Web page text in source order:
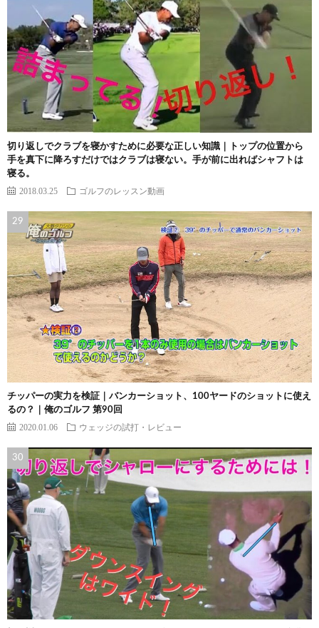
切り返しでクラブを寝かすために必要な正しい知識｜トップの位置から
手を真下に降ろすだけではクラブは寝ない。手が前に出ればシャフトは
寝る。
2018.03.25 ゴルフのレッスン動画
チッパーの実力を検証｜バンカーショット、100ヤードのショットに使え
るの？｜俺のゴルフ 第90回
2020.01.06 ウェッジの試打・レビュー